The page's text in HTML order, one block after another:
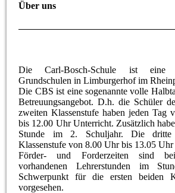
Über uns
Die Carl-Bosch-Schule ist
Grundschulen in Limburgerhof im
Die CBS ist eine sogenannte volle
Betreuungsangebot. D.h. die Schüler
zweiten Klassenstufe haben jeden Tag
bis 12.00 Uhr Unterricht. Zusätzlich
Stunde im 2. Schuljahr. Die
Klassenstufe von 8.00 Uhr bis 13.05
Förder- und Forderzeiten sind
vorhandenen Lehrerstunden im
Schwerpunkt für die ersten beiden
vorgesehen.